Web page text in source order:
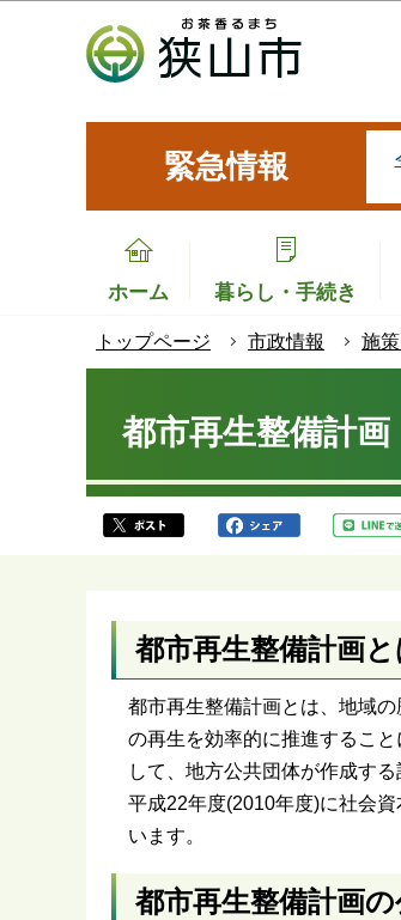
緊急情報
ホーム 暮らし・手続き
トップページ 市政情報 施
都市再生整備計
都市再生整備計画と
都市再生整備計画とは、地域
の再生を効率的に推進するこ
して、地方公共団体が作成する
平成22年度(2010年度)に社会
います。
都市再生整備計画